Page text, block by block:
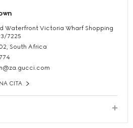
Waterfront Victoria Wharf Shopping
7225
South Africa
CITA